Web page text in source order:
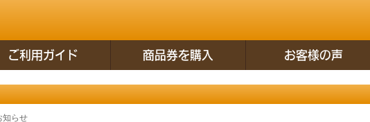
ご利用ガイド 商品券を購入 お客様の声
知らせ